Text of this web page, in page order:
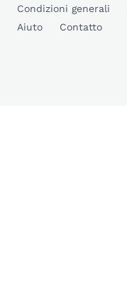
Condizioni generali
Aiuto
Contatto